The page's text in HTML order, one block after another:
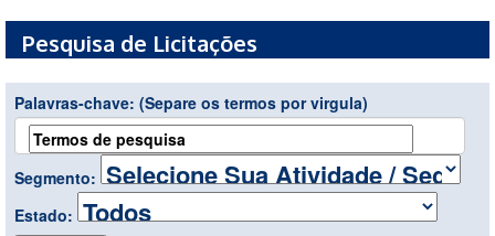
Pesquisa de Licitações
Palavras-chave: (Separe os termos por virgula)
Segmento:
Estado: